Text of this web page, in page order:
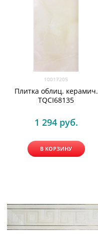
10017205
Плитка облиц. керамич.
TQCI68135
1 294 руб.
В КОРЗИНУ